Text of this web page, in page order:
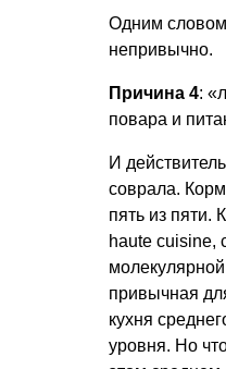
Одним
непривычно.
Причина 4:
повара и
И
соврала.
пять из пяти.
haute cuisine,
привычная
кухня
уровня. Но